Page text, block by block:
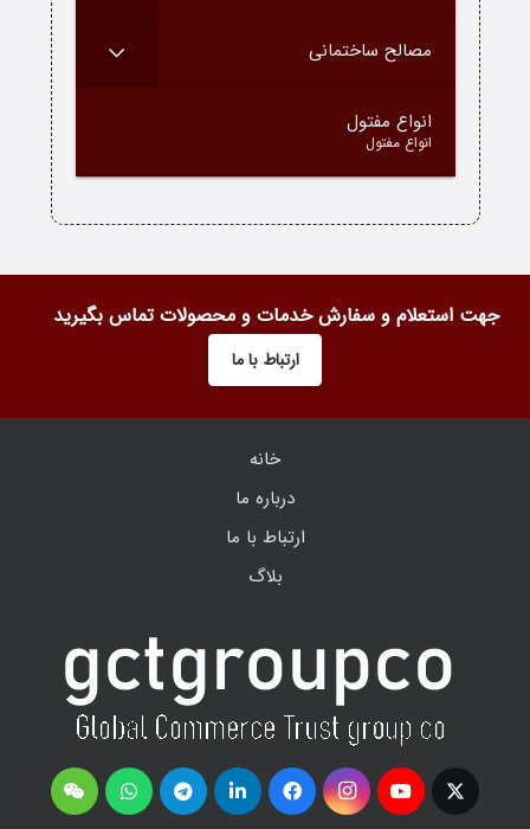
مصالح ساختمانی
انواع مفتول
انواع مفتول
جهت استعلام و سفارش خدمات و محصولات تماس بگیرید
ارتباط با ما
خانه
درباره ما
ارتباط با ما
بلاگ